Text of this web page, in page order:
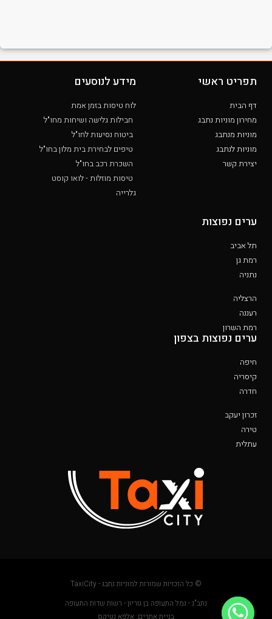
תפריט ראשי
דף הבית
מחירון מוניות נתבג
מוניות מנתבג
מוניות לנתבג
יצירת קשר
מידע לנוסעים
לוח טיסות בזמן אמת
חבילות גלישה ושיחות מחו"ל
ביטוח נסיעות לחו"ל
טיפים לבחירת בית מלון בחו"ל
השכרת רכב בחו"ל
טיסות מוזלות - לואו קוסט
גלרייה
ערים נפוצות
תל אביב
רמת גן
נתניה
הרצליה
רעננה
רמת השרון
ערים נפוצות בצפון
חיפה
קיסריה
חדרה
זכרון יעקב
טירה
עתלית
© כל הזכויות שמורות למוניות נתבג - TaxiCity
נתב"ג - נמל התעופה בן גוריון - רשות שדות התעופה
בניית אתרים: אלפא נטיקס